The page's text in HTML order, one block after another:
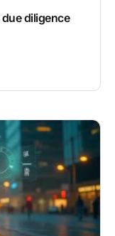
diligence